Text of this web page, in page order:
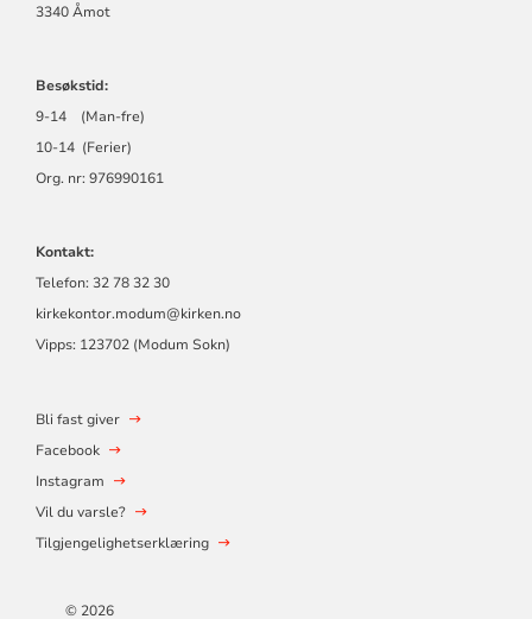
3340 Åmot
Besøkstid:
9-14 (Man-fre)
10-14 (Ferier)
Org. nr: 976990161
Kontakt:
Telefon: 32 78 32 30
kirkekontor.modum@kirken.no
Vipps: 123702 (Modum Sokn)
Bli fast giver
Facebook
Instagram
Vil du varsle?
Tilgjengelighetserklæring
© 2026